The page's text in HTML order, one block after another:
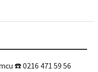
☎️ 0216 471 59 56